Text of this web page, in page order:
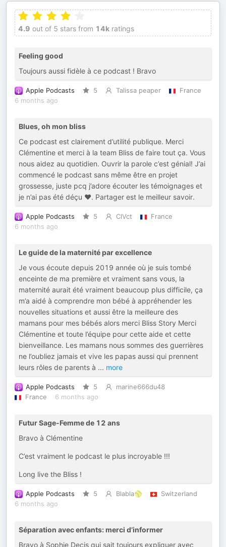
4.9 out of 5 stars from 14k ratings
Feeling good
Toujours aussi fidèle à ce podcast ! Bravo
Apple Podcasts 5 Talissa peaper
France
6 months ago
Blues, oh mon bliss
Ce podcast est clairement d’utilité publique. Merci
Clémentine et merci à la team Bliss de faire tout ça. Vous
nous aidez au quotidien. Ouvrir la parole c’est génial! J’ai
commencé le podcast sans même être en projet
grossesse, juste pcq j’adore écouter les témoignages et
je n’ai pas été déçu ❤️. Partager est le meilleur savoir.
Apple Podcasts 5 ClVct
France
6 months ago
Le guide de la maternité par excellence
Je vous écoute depuis 2019 année où je suis tombé
enceinte de ma première et vraiment sans vous, la
maternité aurait été vraiment beaucoup plus difficile, ça
m’a aidé à comprendre mon bébé à appréhender les
nouvelles situations et aussi être la meilleure des
mamans pour mes bébés alors merci Bliss Story Merci
Clémentine et toute l’équipe pour cette aide et cette
bienveillance. Les mamans nous sommes des guerrières
ne l’oubliez jamais et vive les papas aussi qui prennent
leurs rôles de parents à ... more
Apple Podcasts 5
marine666du48
France
6 months ago
Futur Sage-Femme de 12 ans
Bravo à Clémentine
C’est vraiment le podcast le plus incroyable !!!
Long live the Bliss !
Apple Podcasts 5 Blabla🥎
Switzerland
6 months ago
Séparation avec enfants: merci d’informer
Bravo à Sophie Decis qui sait toujours expliquer avec